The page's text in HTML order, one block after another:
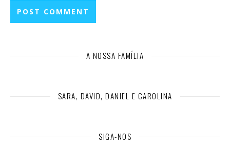
A NOSSA FAMÍLIA
SARA, DAVID, DANIEL E CAROLINA
SIGA-NOS